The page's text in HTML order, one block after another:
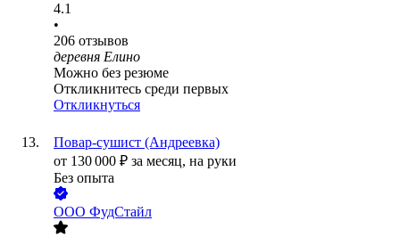
4.1
•
206 отзывов
деревня Елино
Можно без резюме
Откликнитесь среди первых
Откликнуться
Повар-сушист (Андреевка)
от 130 000 ₽ за месяц, на руки
Без опыта
ООО ФудСтайл